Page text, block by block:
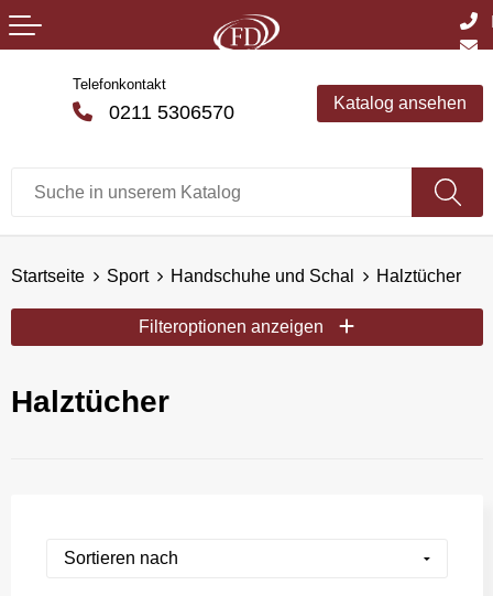
Telefonkontakt
0211 5306570 Katalog ansehen
Startseite Sport Handschuhe und Schal Halztücher
Filteroptionen anzeigen
Halztücher